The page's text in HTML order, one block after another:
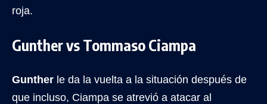
roja.
Gunther vs Tommaso Ciampa
Gunther le da la vuelta a la situación después de
que incluso, Ciampa se atrevió a atacar al